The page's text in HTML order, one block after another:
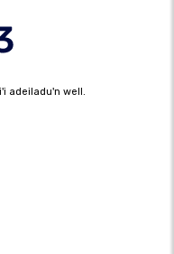
adeiladu'n well.